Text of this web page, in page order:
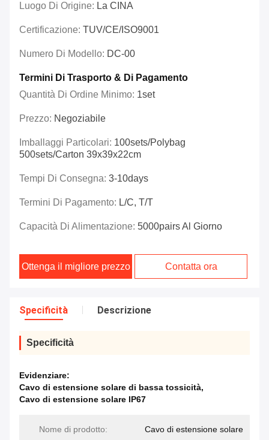
Luogo Di Origine: La CINA
Certificazione: TUV/CE/ISO9001
Numero Di Modello: DC-00
Termini Di Trasporto & Di Pagamento
Quantità Di Ordine Minimo: 1set
Prezzo: Negoziabile
Imballaggi Particolari: 100sets/polybag
500sets/carton 39x39x22cm
Tempi Di Consegna: 3-10days
Termini Di Pagamento: L/C, T/T
Capacità Di Alimentazione: 5000pairs Al Giorno
Ottenga il migliore prezzo Contatta ora
Specificità Descrizione
Specificità
Evidenziare:
Cavo di estensione solare di bassa tossicità,
Cavo di estensione solare IP67
Nome di prodotto: Cavo di estensione solare